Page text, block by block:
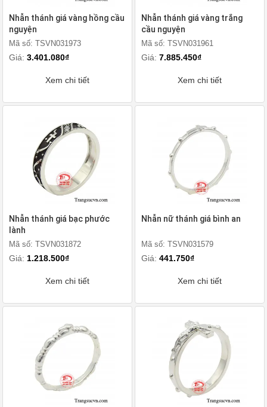
Nhẫn thánh giá vàng hồng cầu
nguyện
Mã số: TSVN031973
Giá: 3.401.080₫
Xem chi tiết
Nhẫn thánh giá vàng trắng
cầu nguyện
Mã số: TSVN031961
Giá: 7.885.450₫
Xem chi tiết
Nhẫn thánh giá bạc phước
lành
Mã số: TSVN031872
Giá: 1.218.500₫
Xem chi tiết
Nhẫn nữ thánh giá bình an
Mã số: TSVN031579
Giá: 441.750₫
Xem chi tiết